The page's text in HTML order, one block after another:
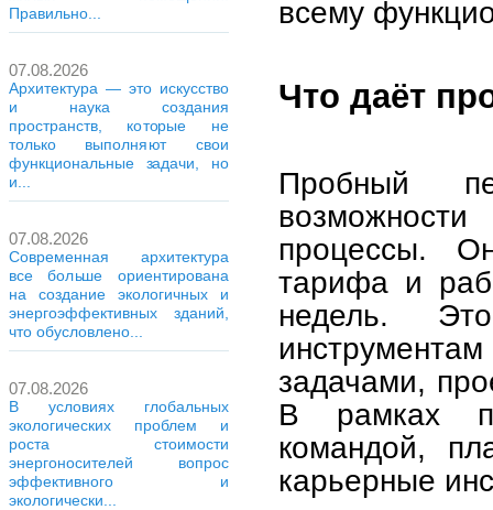
Правильно...
07.08.2026
Архитектура — это искусство
и наука создания
пространств, которые не
только выполняют свои
функциональные задачи, но
и...
07.08.2026
Современная архитектура
все больше ориентирована
на создание экологичных и
энергоэффективных зданий,
что обусловлено...
07.08.2026
В условиях глобальных
экологических проблем и
роста стоимости
энергоносителей вопрос
эффективного и
экологически...
всему
Что даёт
Пробный
процессы.
тарифа и
недель.
задачами,
В рамках
командой,
карьерные